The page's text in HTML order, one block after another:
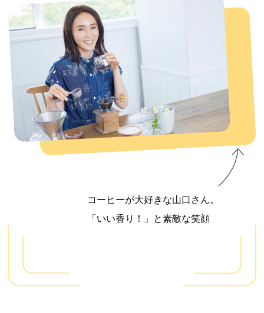
コーヒーが大好きな山口さん。
「いい香り！」と素敵な笑顔